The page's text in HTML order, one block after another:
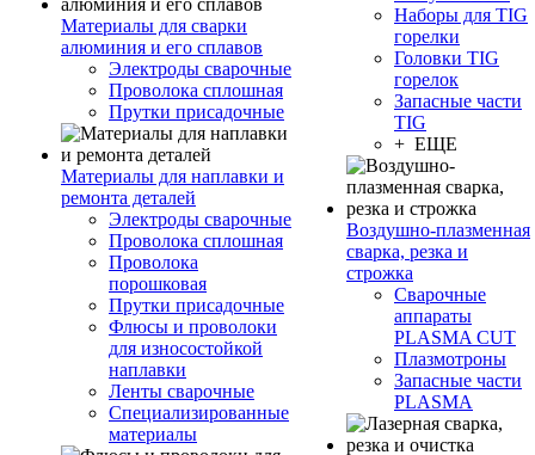
Материалы для сварки
алюминия и его сплавов
Электроды сварочные
Проволока сплошная
Прутки присадочные
Материалы для наплавки и
ремонта деталей
Электроды сварочные
Проволока сплошная
Проволока
порошковая
Прутки присадочные
Флюсы и проволоки
для износостойкой
наплавки
Ленты сварочные
Специализированные
материалы
Наборы для TIG
горелки
Головки TIG
горелок
Запасные части
TIG
+ ЕЩЕ
Воздушно-плазменная
сварка, резка и
строжка
Сварочные
аппараты
PLASMA CUT
Плазмотроны
Запасные части
PLASMA